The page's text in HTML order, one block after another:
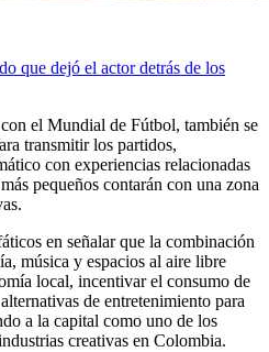
que dejó el actor detrás de los
el Mundial de Fútbol, también se
transmitir los partidos,
con experiencias relacionadas
pequeños contarán con una zona
en señalar que la combinación
música y espacios al aire libre
local, incentivar el consumo de
de entretenimiento para
a la capital como uno de los
creativas en Colombia.